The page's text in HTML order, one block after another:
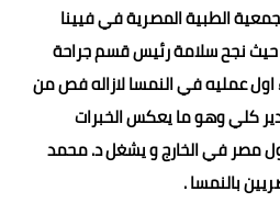
الطبية المصرية في فيينا
حيث نجح سلامة رئيس قسم جراحة
اول عمليه في النمسا لازاله فص من
كلي وهو ما يعكس الخبرات
مصر في الخارج و يشغل د. محمد
بالنمسا .